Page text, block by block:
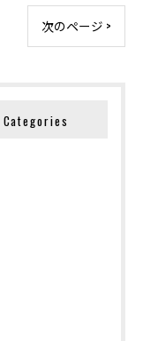
次のページ >
Categories